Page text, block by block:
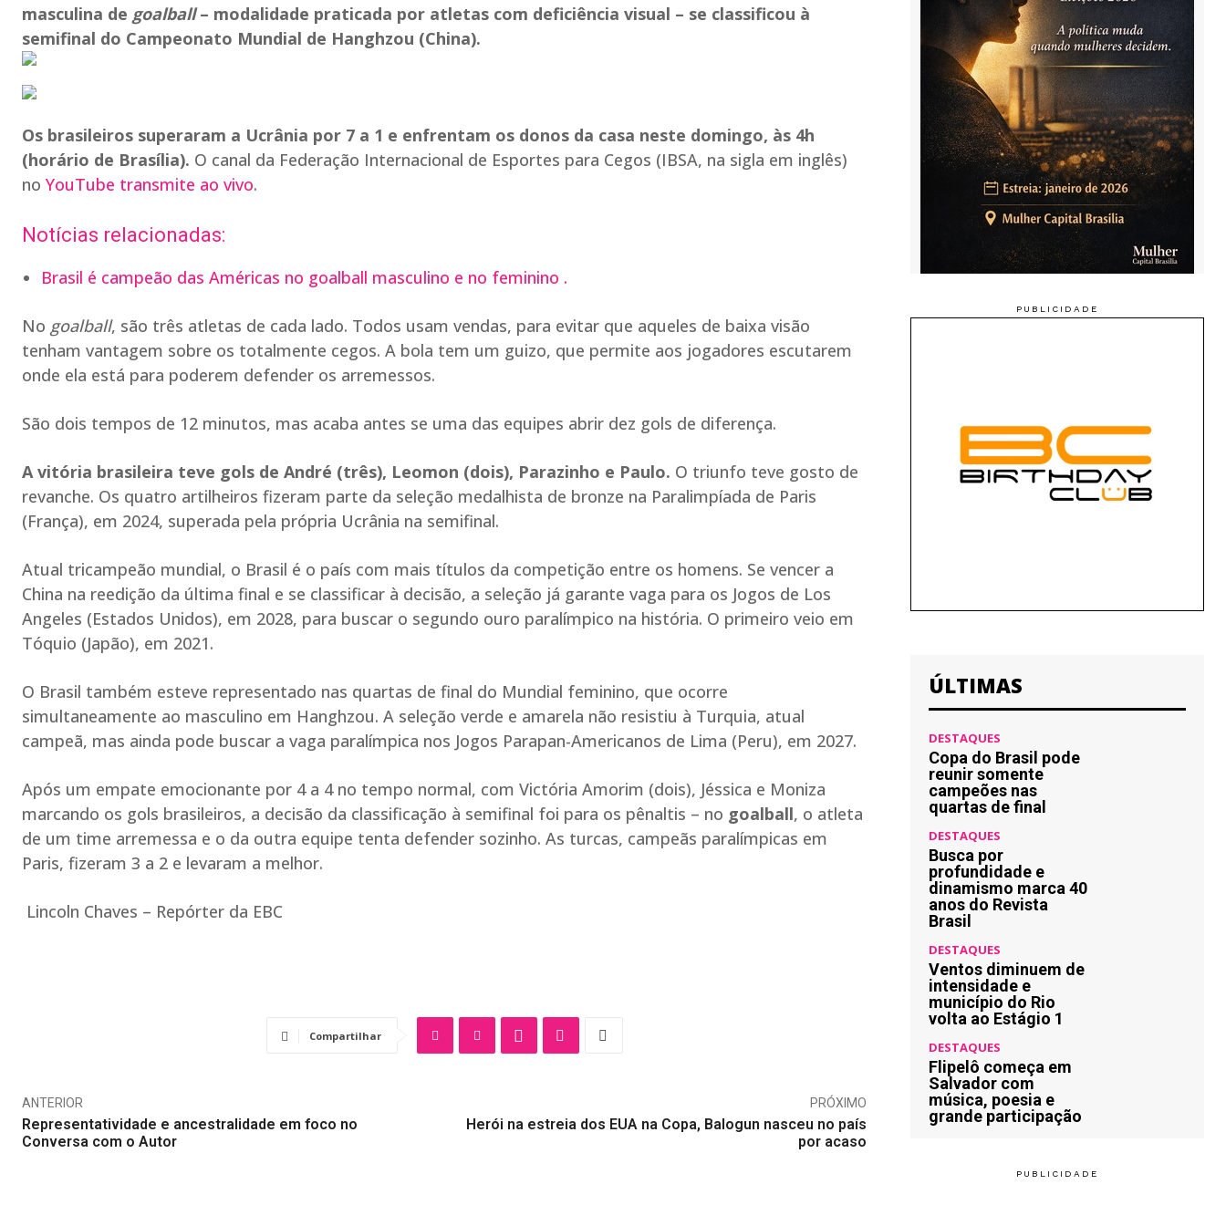
masculina de goalball– modalidade praticada por atletas com deficiência visual – se classificou à
semifinal do Campeonato Mundial de Hanghzou (China).
Os brasileiros superaram a Ucrânia por 7 a 1 e enfrentam os donos da casa neste domingo, às 4h
(horário de Brasília). O canal da Federação Internacional de Esportes para Cegos (IBSA, na sigla em inglês)
no YouTube transmite ao vivo.
Notícias relacionadas:
Brasil é campeão das Américas no goalball masculino e no feminino .
No goalball, são três atletas de cada lado. Todos usam vendas, para evitar que aqueles de baixa visão
tenham vantagem sobre os totalmente cegos. A bola tem um guizo, que permite aos jogadores escutarem
onde ela está para poderem defender os arremessos.
São dois tempos de 12 minutos, mas acaba antes se uma das equipes abrir dez gols de diferença.
A vitória brasileira teve gols de André (três), Leomon (dois), Parazinho e Paulo. O triunfo teve gosto de
revanche. Os quatro artilheiros fizeram parte da seleção medalhista de bronze na Paralimpíada de Paris
(França), em 2024, superada pela própria Ucrânia na semifinal.
Atual tricampeão mundial, o Brasil é o país com mais títulos da competição entre os homens. Se vencer a
China na reedição da última final e se classificar à decisão, a seleção já garante vaga para os Jogos de Los
Angeles (Estados Unidos), em 2028, para buscar o segundo ouro paralímpico na história. O primeiro veio em
Tóquio (Japão), em 2021.
O Brasil também esteve representado nas quartas de final do Mundial feminino, que ocorre
simultaneamente ao masculino em Hanghzou. A seleção verde e amarela não resistiu à Turquia, atual
campeã, mas ainda pode buscar a vaga paralímpica nos Jogos Parapan-Americanos de Lima (Peru), em 2027.
Após um empate emocionante por 4 a 4 no tempo normal, com Victória Amorim (dois), Jéssica e Moniza
marcando os gols brasileiros, a decisão da classificação à semifinal foi para os pênaltis – no goalball, o atleta
de um time arremessa e o da outra equipe tenta defender sozinho. As turcas, campeãs paralímpicas em
Paris, fizeram 3 a 2 e levaram a melhor.
Lincoln Chaves – Repórter da EBC
Compartilhar
ANTERIOR
Representatividade e ancestralidade em foco no
Conversa com o Autor
PRÓXIMO
Herói na estreia dos EUA na Copa, Balogun nasceu no país
por acaso
ÚLTIMAS
DESTAQUES
Copa do Brasil pode
reunir somente
campeões nas
quartas de final
DESTAQUES
Busca por
profundidade e
dinamismo marca 40
anos do Revista
Brasil
DESTAQUES
Ventos diminuem de
intensidade e
município do Rio
volta ao Estágio 1
DESTAQUES
Flipelô começa em
Salvador com
música, poesia e
grande participação